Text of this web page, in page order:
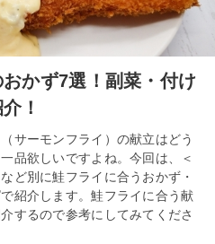
かず7選！副菜・付け
！
サーモンフライ）の献立はどう
品欲しいですよね。今回は、＜
ど別に鮭フライに合うおかず・
紹介します。鮭フライに合う献
するので参考にしてみてくださ